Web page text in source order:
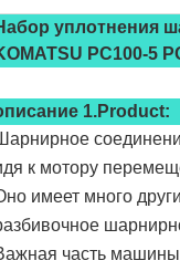
уплотнения
PC100-5
1.Product:
к мотору
имеет много
часть